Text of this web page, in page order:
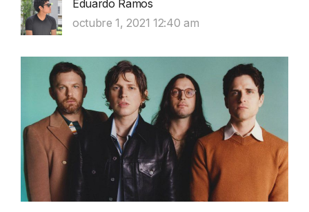
Eduardo Ramos
octubre 1, 2021 12:40 am